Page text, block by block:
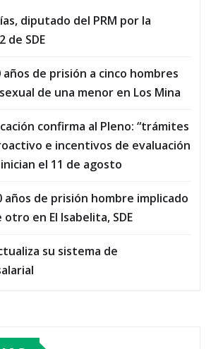
diputado del PRM por la
de SDE
de prisión a cinco hombres
de una menor en Los Mina
confirma al Pleno: “trámites
e incentivos de evaluación
el 11 de agosto
años de prisión hombre implicado
en El Isabelita, SDE
su sistema de